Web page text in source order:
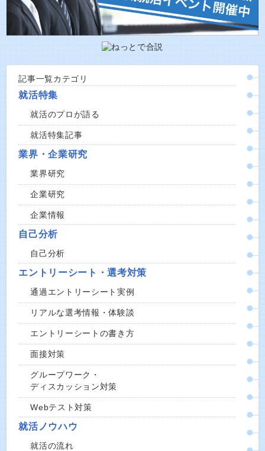
記事一覧カテゴリ
就活特集
就活のプロが語る
就活特集記事
業界・企業研究
業界研究
企業研究
企業情報
自己分析
自己分析
エントリーシート・選考対策
通過エントリーシート実例
リアルな選考情報・体験談
エントリーシートの書き方
面接対策
グループワーク・
ディスカッション対策
Webテスト対策
就活ノウハウ
就活の流れ